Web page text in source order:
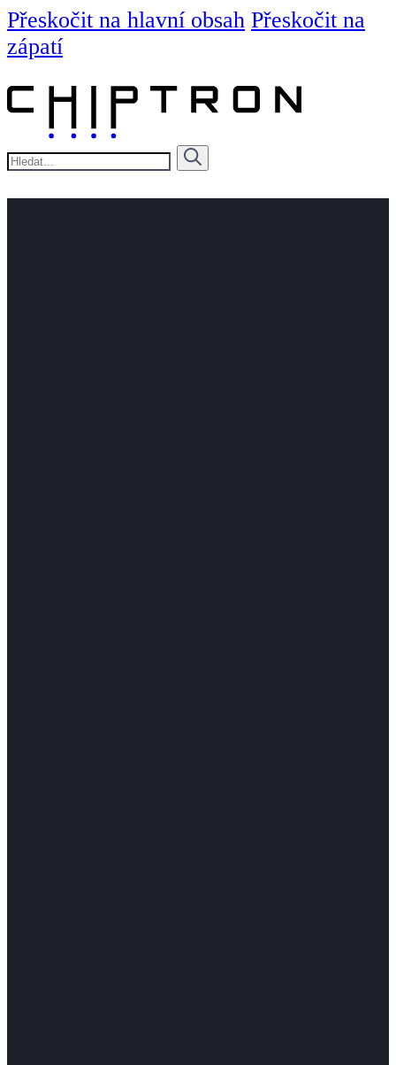
Přeskočit na hlavní obsah Přeskočit na
zápatí
Hledat